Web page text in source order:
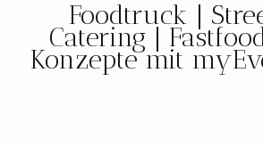
Foodtruck |
Catering |
Konzepte mit